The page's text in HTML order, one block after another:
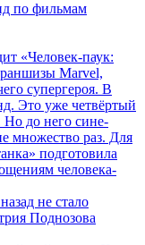
по фильмам
«Человек-паук:
Marvel,
супергероя. В
Это уже четвёртый
Но до него сине-
множество раз. Для
подготовила
человека-
не стало
Поднозова